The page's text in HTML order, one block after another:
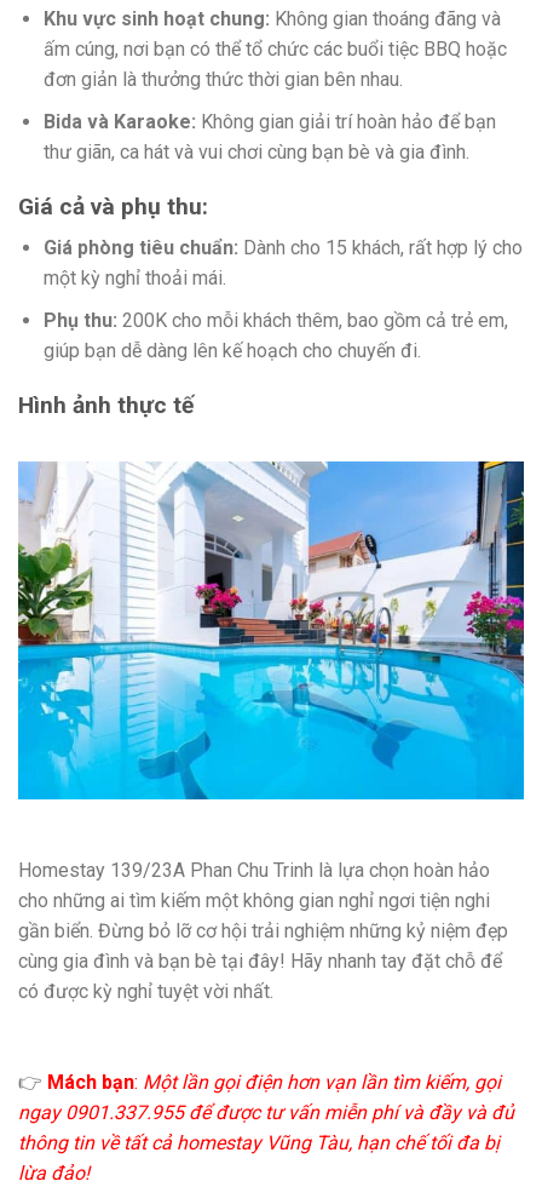
Khu vực sinh hoạt chung: Không gian thoáng đãng và
ấm cúng, nơi bạn có thể tổ chức các buổi tiệc BBQ hoặc
đơn giản là thưởng thức thời gian bên nhau.
Bida và Karaoke: Không gian giải trí hoàn hảo để bạn
thư giãn, ca hát và vui chơi cùng bạn bè và gia đình.
Giá cả và phụ thu:
Giá phòng tiêu chuẩn: Dành cho 15 khách, rất hợp lý cho
một kỳ nghỉ thoải mái.
Phụ thu: 200K cho mỗi khách thêm, bao gồm cả trẻ em,
giúp bạn dễ dàng lên kế hoạch cho chuyến đi.
Hình ảnh thực tế
Homestay 139/23A Phan Chu Trinh là lựa chọn hoàn hảo
cho những ai tìm kiếm một không gian nghỉ ngơi tiện nghi
gần biển. Đừng bỏ lỡ cơ hội trải nghiệm những kỷ niệm đẹp
cùng gia đình và bạn bè tại đây! Hãy nhanh tay đặt chỗ để
có được kỳ nghỉ tuyệt vời nhất.
👉 Mách bạn: Một lần gọi điện hơn vạn lần tìm kiếm, gọi
ngay 0901.337.955 để được tư vấn miễn phí và đầy và đủ
thông tin về tất cả homestay Vũng Tàu, hạn chế tối đa bị
lừa đảo!